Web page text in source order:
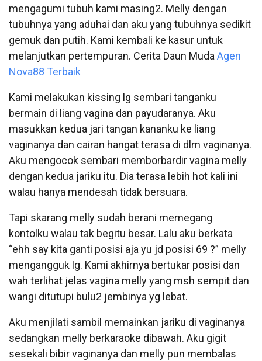
mengagumi tubuh kami masing2. Melly dengan
tubuhnya yang aduhai dan aku yang tubuhnya sedikit
gemuk dan putih. Kami kembali ke kasur untuk
melanjutkan pertempuran. Cerita Daun Muda Agen
Nova88 Terbaik
Kami melakukan kissing lg sembari tanganku
bermain di liang vagina dan payudaranya. Aku
masukkan kedua jari tangan kananku ke liang
vaginanya dan cairan hangat terasa di dlm vaginanya.
Aku mengocok sembari memborbardir vagina melly
dengan kedua jariku itu. Dia terasa lebih hot kali ini
walau hanya mendesah tidak bersuara.
Tapi skarang melly sudah berani memegang
kontolku walau tak begitu besar. Lalu aku berkata
“ehh say kita ganti posisi aja yu jd posisi 69 ?” melly
mengangguk lg. Kami akhirnya bertukar posisi dan
wah terlihat jelas vagina melly yang msh sempit dan
wangi ditutupi bulu2 jembinya yg lebat.
Aku menjilati sambil memainkan jariku di vaginanya
sedangkan melly berkaraoke dibawah. Aku gigit
sesekali bibir vaginanya dan melly pun membalas